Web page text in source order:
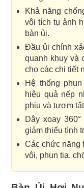
Khả năng
vôi tích tụ ảnh
bàn ủi.
Đầu ủi chính
quanh khuy và
cho các chi tiết
Hệ thống
hiệu quả nếp
phiu và tươm
Dây xoay
giảm thiểu tình
Các chức năng
vôi, phun tia,